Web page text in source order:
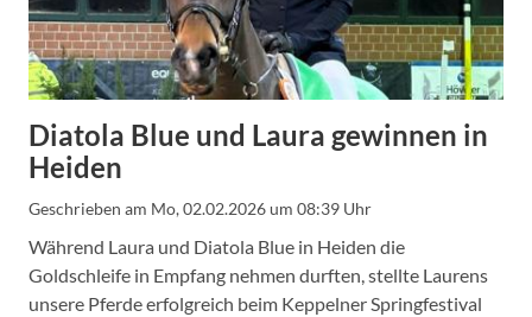
Diatola Blue und Laura gewinnen in
Heiden
Geschrieben am Mo, 02.02.2026 um 08:39 Uhr
Während Laura und Diatola Blue in Heiden die
Goldschleife in Empfang nehmen durften, stellte Laurens
unsere Pferde erfolgreich beim Keppelner Springfestival